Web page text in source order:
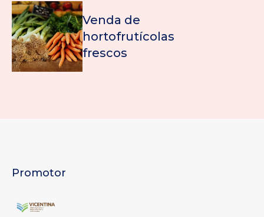
Venda de
hortofrutícolas
frescos
Promotor